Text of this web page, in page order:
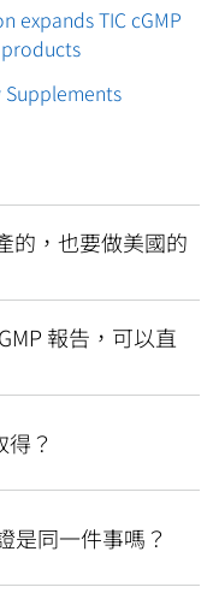
expands TIC cGMP
Supplements
的，也要做美國的
報告，可以直
？
是同一件事嗎？